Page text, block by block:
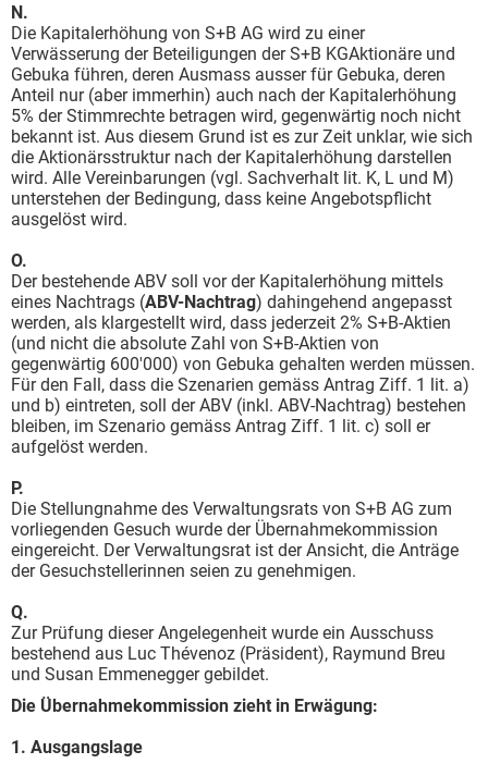
N.
Die Kapitalerhöhung von S+B AG wird zu einer
Verwässerung der Beteiligungen der S+B KGAktionäre und
Gebuka führen, deren Ausmass ausser für Gebuka, deren
Anteil nur (aber immerhin) auch nach der Kapitalerhöhung
5% der Stimmrechte betragen wird, gegenwärtig noch nicht
bekannt ist. Aus diesem Grund ist es zur Zeit unklar, wie sich
die Aktionärsstruktur nach der Kapitalerhöhung darstellen
wird. Alle Vereinbarungen (vgl. Sachverhalt lit. K, L und M)
unterstehen der Bedingung, dass keine Angebotspflicht
ausgelöst wird.
O.
Der bestehende ABV soll vor der Kapitalerhöhung mittels
eines Nachtrags (ABV-Nachtrag) dahingehend angepasst
werden, als klargestellt wird, dass jederzeit 2% S+B-Aktien
(und nicht die absolute Zahl von S+B-Aktien von
gegenwärtig 600'000) von Gebuka gehalten werden müssen.
Für den Fall, dass die Szenarien gemäss Antrag Ziff. 1 lit. a)
und b) eintreten, soll der ABV (inkl. ABV-Nachtrag) bestehen
bleiben, im Szenario gemäss Antrag Ziff. 1 lit. c) soll er
aufgelöst werden.
P.
Die Stellungnahme des Verwaltungsrats von S+B AG zum
vorliegenden Gesuch wurde der Übernahmekommission
eingereicht. Der Verwaltungsrat ist der Ansicht, die Anträge
der Gesuchstellerinnen seien zu genehmigen.
Q.
Zur Prüfung dieser Angelegenheit wurde ein Ausschuss
bestehend aus Luc Thévenoz (Präsident), Raymund Breu
und Susan Emmenegger gebildet.
Die Übernahmekommission zieht in Erwägung:
1. Ausgangslage